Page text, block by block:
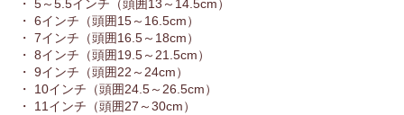
・ 5～5.5インチ（頭囲13～14.5cm）
・ 6インチ（頭囲15～16.5cm）
・ 7インチ（頭囲16.5～18cm）
・ 8インチ（頭囲19.5～21.5cm）
・ 9インチ（頭囲22～24cm）
・ 10インチ（頭囲24.5～26.5cm）
・ 11インチ（頭囲27～30cm）